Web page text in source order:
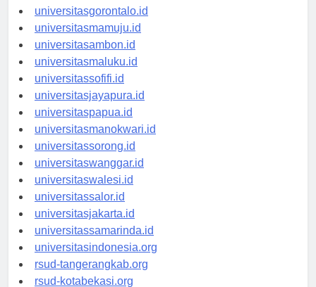
universitaskendari.id
universitasgorontalo.id
universitasmamuju.id
universitasambon.id
universitasmaluku.id
universitassofifi.id
universitasjayapura.id
universitaspapua.id
universitasmanokwari.id
universitassorong.id
universitaswanggar.id
universitaswalesi.id
universitassalor.id
universitasjakarta.id
universitassamarinda.id
universitasindonesia.org
rsud-tangerangkab.org